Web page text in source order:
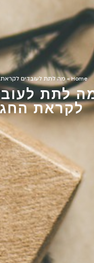
Home
»מה לתת לעובדים לקראת
לתת
לקראת